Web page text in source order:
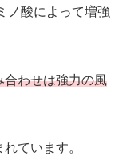
ノ酸によって増強
合わせは強力の風
ています。